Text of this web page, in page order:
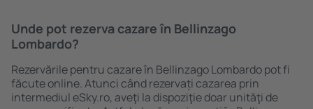
Unde pot rezerva cazare în Bellinzago
Lombardo?
Rezervările pentru cazare în Bellinzago Lombardo pot fi
făcute online. Atunci când rezervați cazarea prin
intermediul eSky.ro, aveţi la dispoziţie doar unităţi de